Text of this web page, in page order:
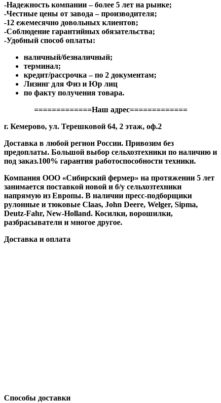
-Надежность компании – более 5 лет на рынке;
-Честные цены от завода – производителя;
-12 ежемесячно довольных клиентов;
-Соблюдение гарантийных обязательства;
-Удобный способ оплаты:
наличный/безналичный;
терминал;
кредит/рассрочка – по 2 документам;
Лизинг для Физ и Юр лиц
по факту получения товара.
=============Наш адрес=============
г. Кемерово, ул. Терешковой 64, 2 этаж, оф.2
Доставка в любой регион России. Привозим без
предоплаты. Большой выбор сельхозтехники по наличию и
под заказ.100% гарантия работоспособности техники.
Компания ООО «Сибирский фермер» на протяжении 5 лет
занимается поставкой новой и б/у сельхозтехники
напрямую из Европы. В наличии пресс-подборщики
рулонные и тюковые Claas, John Deere, Welger, Sipma,
Deutz-Fahr, New-Holland. Косилки, ворошилки,
разбрасыватели и многое другое.
Доставка и оплата
Способы доставки